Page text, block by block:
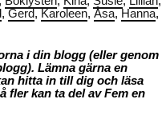
, Gerd, Karoleen, Åsa, Hanna,
i din blogg (eller genom
Lämna gärna en
hitta in till dig och läsa
fler kan ta del av Fem en